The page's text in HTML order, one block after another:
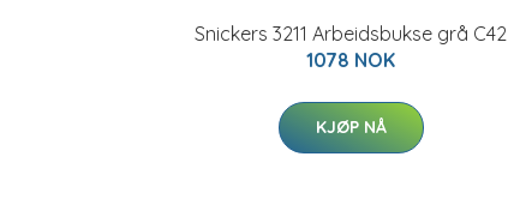
Snickers 3211 Arbeidsbukse grå C42
1078 NOK
KJØP NÅ